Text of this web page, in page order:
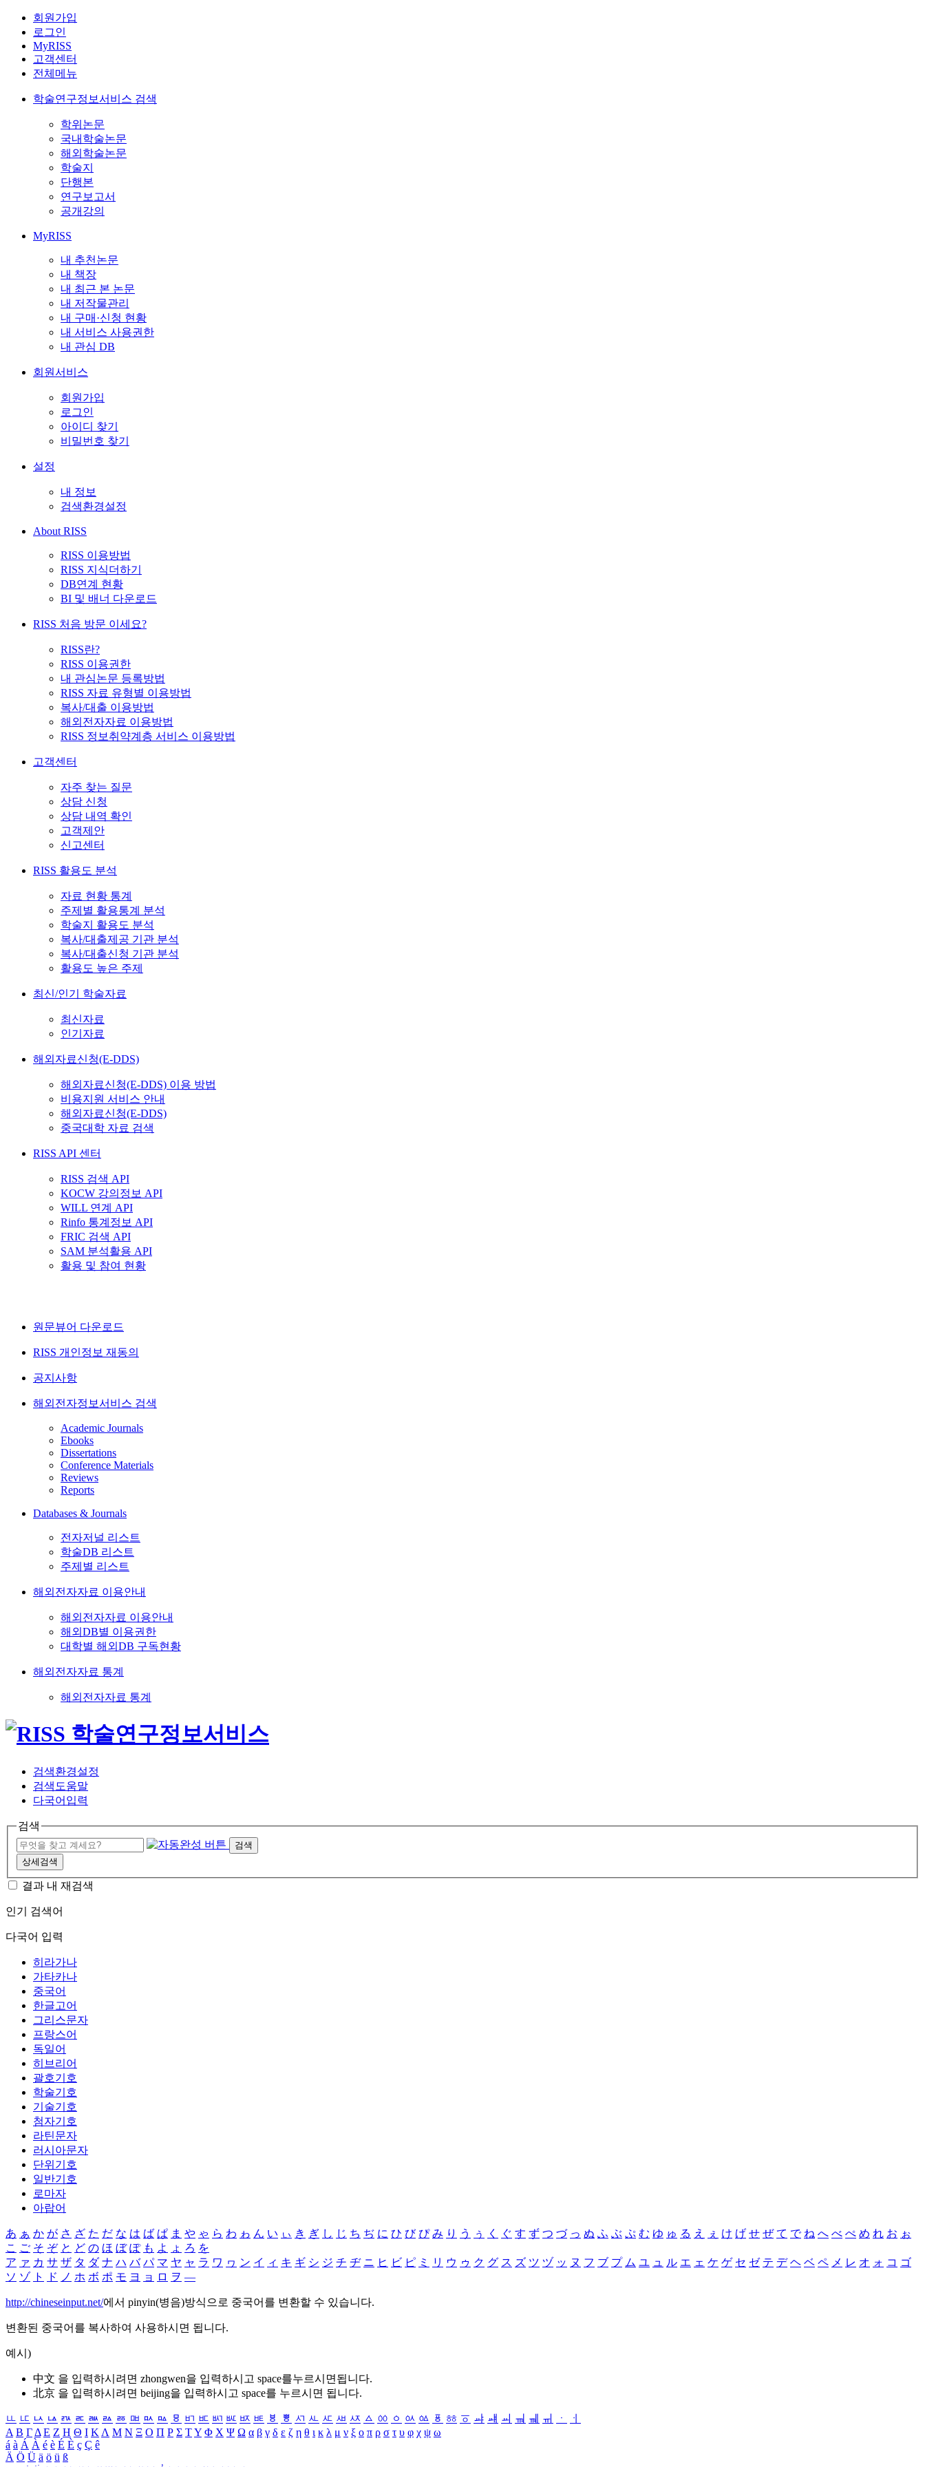
회원가입
로그인
MyRISS
고객센터
전체메뉴
학술연구정보서비스 검색
학위논문
국내학술논문
해외학술논문
학술지
단행본
연구보고서
공개강의
MyRISS
내 추천논문
내 책장
내 최근 본 논문
내 저작물관리
내 구매·신청 현황
내 서비스 사용권한
내 관심 DB
회원서비스
회원가입
로그인
아이디 찾기
비밀번호 찾기
설정
내 정보
검색환경설정
About RISS
RISS 이용방법
RISS 지식더하기
DB연계 현황
BI 및 배너 다운로드
RISS 처음 방문 이세요?
RISS란?
RISS 이용권한
내 관심논문 등록방법
RISS 자료 유형별 이용방법
복사/대출 이용방법
해외전자자료 이용방법
RISS 정보취약계층 서비스 이용방법
고객센터
자주 찾는 질문
상담 신청
상담 내역 확인
고객제안
신고센터
RISS 활용도 분석
자료 현황 통계
주제별 활용통계 분석
학술지 활용도 분석
복사/대출제공 기관 분석
복사/대출신청 기관 분석
활용도 높은 주제
최신/인기 학술자료
최신자료
인기자료
해외자료신청(E-DDS)
해외자료신청(E-DDS) 이용 방법
비용지원 서비스 안내
해외자료신청(E-DDS)
중국대학 자료 검색
RISS API 센터
RISS 검색 API
KOCW 강의정보 API
WILL 연계 API
Rinfo 통계정보 API
FRIC 검색 API
SAM 분석활용 API
활용 및 참여 현황
원문뷰어 다운로드
RISS 개인정보 재동의
공지사항
해외전자정보서비스 검색
Academic Journals
Ebooks
Dissertations
Conference Materials
Reviews
Reports
Databases & Journals
전자저널 리스트
학술DB 리스트
주제별 리스트
해외전자자료 이용안내
해외전자자료 이용안내
해외DB별 이용권한
대학별 해외DB 구독현황
해외전자자료 통계
해외전자자료 통계
검색환경설정
검색도움말
다국어입력
검색
검색
상세검색
결과 내 재검색
인기 검색어
다국어 입력
히라가나
가타카나
중국어
한글고어
그리스문자
프랑스어
독일어
히브리어
괄호기호
학술기호
기술기호
첨자기호
라틴문자
러시아문자
단위기호
일반기호
로마자
아랍어
あ ぁ か が さ ざ た だ な は ば ぱ ま や ゃ ら わ ゎ ん い ぃ き ぎ し じ ち ぢ に ひ び ぴ み り う ぅ く ぐ す ず つ づ っ ぬ ふ ぶ ぷ む ゆ ゅ る え ぇ け げ せ ぜ て で ね へ べ ぺ め れ お ぉ
こ ご そ ぞ と ど の ほ ぼ ぽ も よ ょ ろ を
ア ァ カ サ ザ タ ダ ナ ハ バ パ マ ヤ ャ ラ ワ ヮ ン イ ィ キ ギ シ ジ チ ヂ ニ ヒ ビ ピ ミ リ ウ ゥ ク グ ス ズ ツ ヅ ッ ヌ フ ブ プ ム ユ ュ ル エ ェ ケ ゲ セ ゼ テ デ ヘ ベ ペ メ レ オ ォ コ ゴ
ソ ゾ ト ド ノ ホ ボ ポ モ ヨ ョ ロ ヲ ―
http://chineseinput.net/에서 pinyin(병음)방식으로 중국어를 변환할 수 있습니다.
변환된 중국어를 복사하여 사용하시면 됩니다.
예시)
中文 을 입력하시려면 zhongwen을 입력하시고 space를누르시면됩니다.
北京 을 입력하시려면 beijing을 입력하시고 space를 누르시면 됩니다.
ㅥ ㅦ ㅧ ㅨ ㅩ ㅪ ㅫ ㅬ ㅭ ㅮ ㅯ ㅰ ㅱ ㅲ ㅳ ㅴ ㅵ ㅶ ㅷ ㅸ ㅹ ㅺ ㅻ ㅼ ㅽ ㅾ ㅿ ㆀ ㆁ ㆂ ㆃ ㆄ ㆅ ㆆ ㆇ ㆈ ㆉ ㆊ ㆋ ㆌ ㆍ
ㆎ
Α Β ΓΔ Ε Ζ Η Θ Ι ΚΛ Μ Ν Ξ Ο Π Ρ Σ ΤΥ Φ Χ Ψ Ω α β γ δ ε ζ η θ ι κ λ μ ν ξ ο π ρ σ τ υ φ χ ψ ω
á à Á À é è É È ç Ç ê
Ä Ö Ü ä ö ü ß